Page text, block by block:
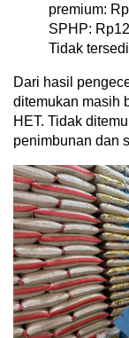
premium:
SPHP:
Tidak
Dari hasil
ditemukan masih
HET. Tidak
penimbunan dan